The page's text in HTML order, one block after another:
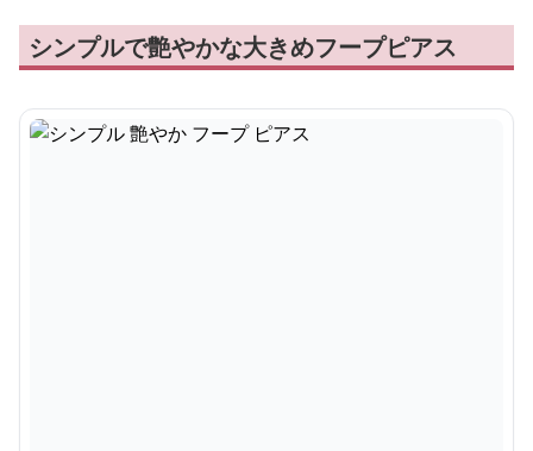
シンプルで艶やかな大きめフープピアス